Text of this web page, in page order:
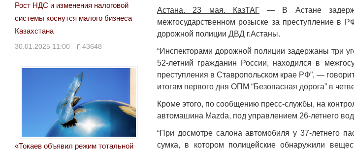
Астана. 23 мая. КазТАГ— В Астане
межгосударственном розыске за преступление в
дорожной полиции ДВД г.Астаны.
“Инспекторами дорожной полиции задержаны три
52-летний гражданин России, находился в
преступления в Ставропольском крае РФ”, —
итогам первого дня ОПМ “Безопасная дорога” в
Кроме этого, по сообщению пресс-службы, на
автомашина Mazda, под управлением 26-летнего
“При досмотре салона автомобиля у 37-летнего
сумка, в котором полицейские обнаружили
Рост НДС и изменения налоговой
системы коснутся малого бизнеса
Казахстана
30.01.2025 11:00 43648
«Токаев объявил режим тотальной
Народ выбрал свет